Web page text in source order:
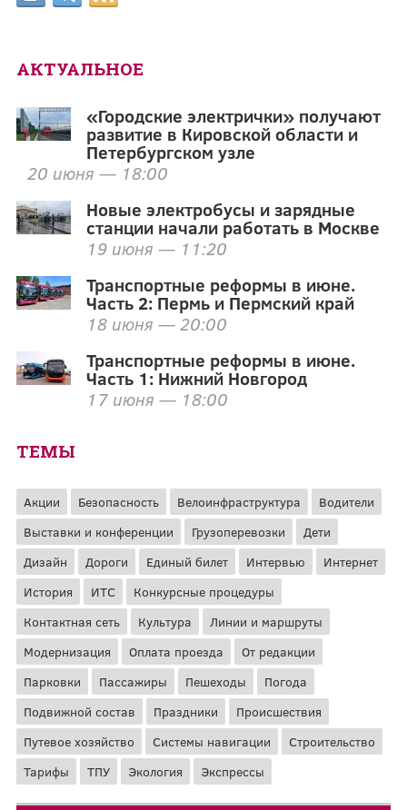
АКТУАЛЬНОЕ
«Городские электрички» получают
развитие в Кировской области и
Петербургском узле
20 июня — 18:00
Новые электробусы и зарядные
станции начали работать в Москве
19 июня — 11:20
Транспортные реформы в июне.
Часть 2: Пермь и Пермский край
18 июня — 20:00
Транспортные реформы в июне.
Часть 1: Нижний Новгород
17 июня — 18:00
ТЕМЫ
Акции Безопасность Велоинфраструктура
Водители
Выставки и конференции
Грузоперевозки
Дети
Дизайн
Дороги Единый билет Интервью
Интернет
История
ИТС
Конкурсные процедуры
Контактная сеть
Культура
Линии и маршруты
Модернизация
Оплата проезда
От редакции
Парковки
Пассажиры Пешеходы
Погода
Подвижной состав
Праздники
Происшествия
Путевое хозяйство
Системы навигации
Строительство
Тарифы
ТПУ Экология Экспрессы